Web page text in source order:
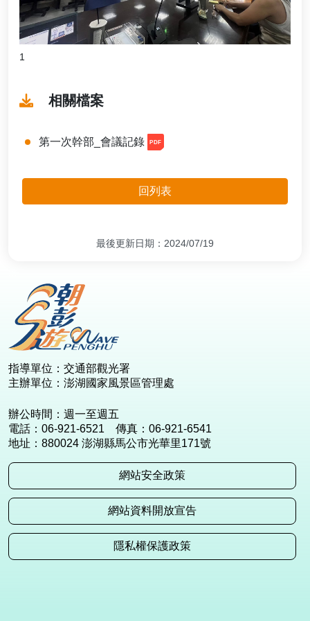
1
相關檔案
第一次幹部_會議記錄
回列表
最後更新日期：2024/07/19
指導單位：交通部觀光署
主辦單位：澎湖國家風景區管理處
辦公時間：週一至週五
電話：06-921-6521 傳真：06-921-6541
地址：880024 澎湖縣馬公市光華里171號
網站安全政策
網站資料開放宣告
隱私權保護政策